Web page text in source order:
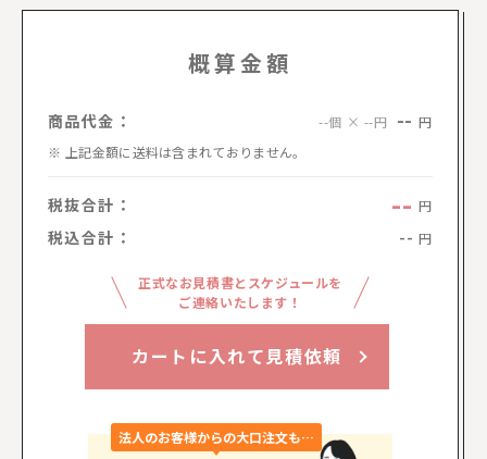
概算金額
商品代金： --個 × --円 -- 円
上記金額に送料は含まれておりません。
税抜合計： -- 円
税込合計： -- 円
正式なお見積書とスケジュールを
ご連絡いたします！
カートに入れて見積依頼
法人のお客様からの大口注文も…